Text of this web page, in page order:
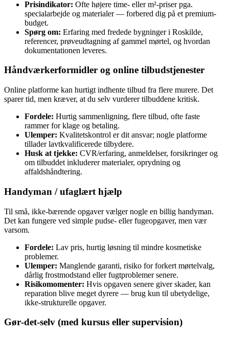
Prisindikator: Ofte højere time- eller m²-priser pga.
specialarbejde og materialer — forbered dig på et premium-
budget.
Spørg om: Erfaring med fredede bygninger i Roskilde,
referencer, prøveudtagning af gammel mørtel, og hvordan
dokumentationen leveres.
Håndværkerformidler og online tilbudstjenester
Online platforme kan hurtigt indhente tilbud fra flere murere. Det
sparer tid, men kræver, at du selv vurderer tilbuddene kritisk.
Fordele: Hurtig sammenligning, flere tilbud, ofte faste
rammer for klage og betaling.
Ulemper: Kvalitetskontrol er dit ansvar; nogle platforme
tillader lavtkvalificerede tilbydere.
Husk at tjekke: CVR/erfaring, anmeldelser, forsikringer og
om tilbuddet inkluderer materialer, oprydning og
affaldshåndtering.
Handyman / ufaglært hjælp
Til små, ikke-bærende opgaver vælger nogle en billig handyman.
Det kan fungere ved simple pudse- eller fugeopgaver, men vær
varsom.
Fordele: Lav pris, hurtig løsning til mindre kosmetiske
problemer.
Ulemper: Manglende garanti, risiko for forkert mørtelvalg,
dårlig frostmodstand eller fugtproblemer senere.
Risikomomenter: Hvis opgaven senere giver skader, kan
reparation blive meget dyrere — brug kun til ubetydelige,
ikke-strukturelle opgaver.
Gør‑det‑selv (med kursus eller supervision)